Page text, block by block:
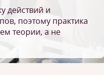
действий и
поэтому практика
теории, а не